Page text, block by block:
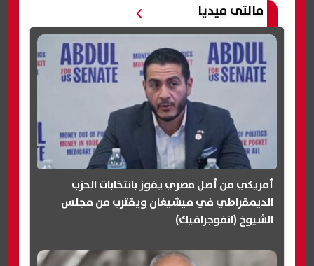
مالتى ميديا
أمريكي من أصل مصري يفوز بانتخابات الحزب
الديمقراطي في ميشيغان ويقترب من مجلس
الشيوخ (انفوجرافيك)